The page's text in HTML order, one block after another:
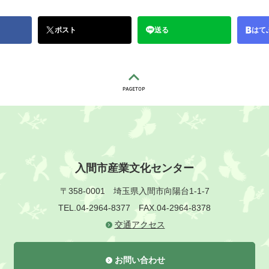
ポスト 送る はて
入間市産業文化センター
〒358-0001 埼玉県入間市向陽台1-1-7
TEL.04-2964-8377FAX.04-2964-8378
交通アクセス
お問い合わせ